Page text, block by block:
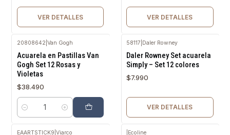
VER DETALLES VER DETALLES
20808642 Van Gogh
Acuarela en Pastillas Van
Gogh Set 12 Rosas y
Violetas
$38.490
Cantidad
58117 Daler Rowney
Daler Rowney Set acuarela
Simply – Set 12 colores
$7.990
VER DETALLES
EAARTSTICK9 Viarco Ecoline